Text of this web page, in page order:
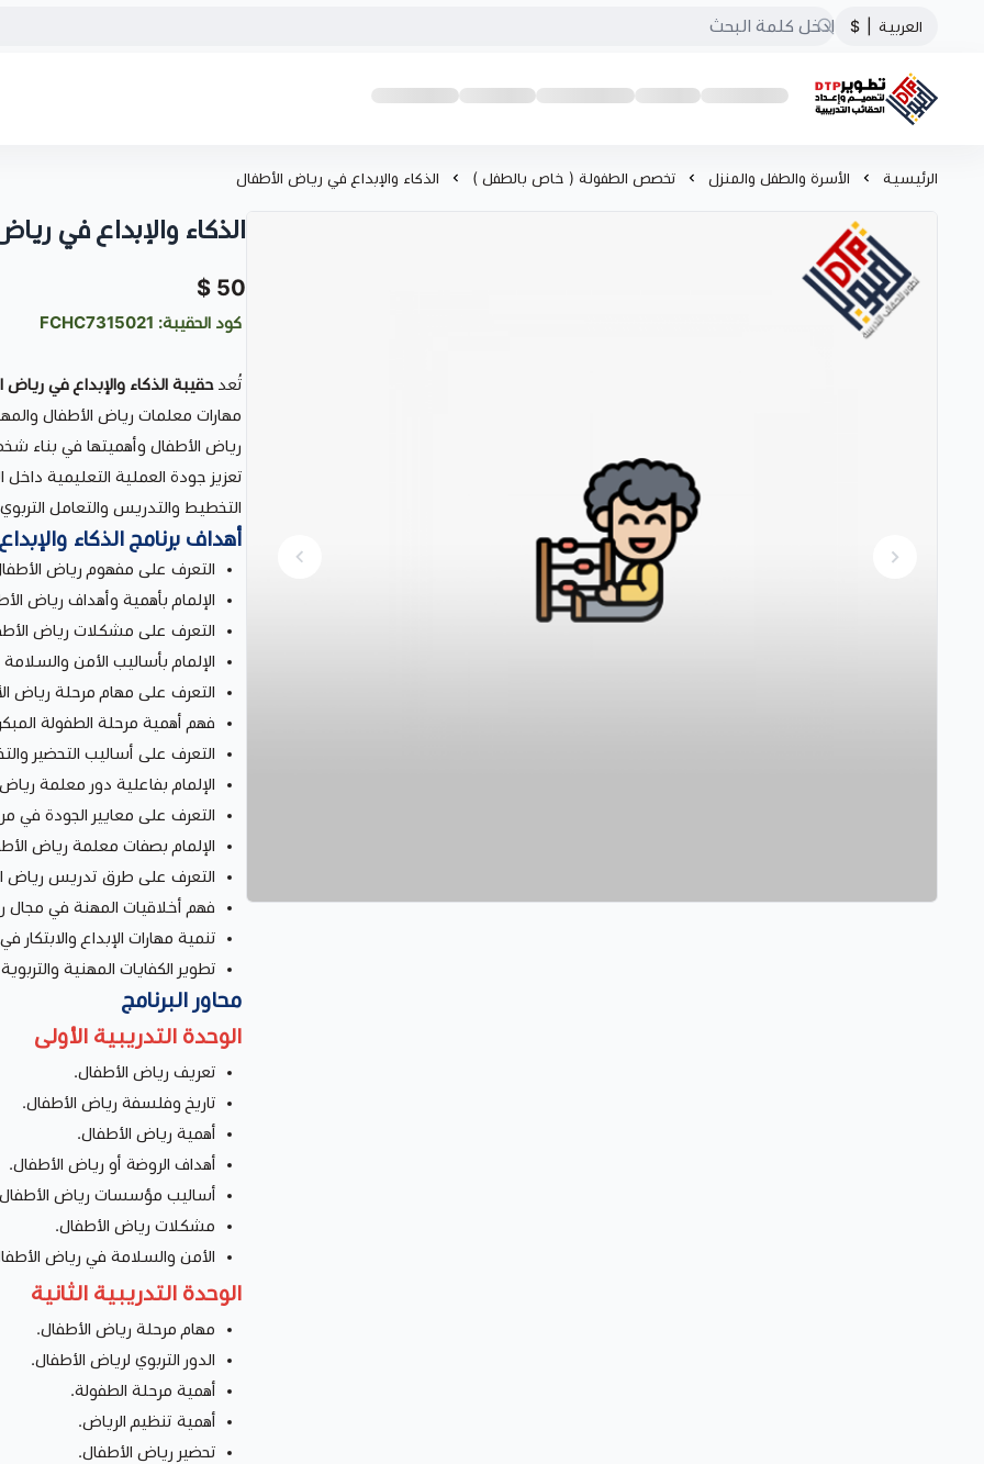
العربية $
تطوير الحقائب التدريبية
الرئيسية الأسرة والطفل والمنزل تخصص الطفولة ( خاص بالطفل ) الذكاء والإبداع في رياض الأطفال
الذكاء والإبداع في
50 $
كود الحقيبة: FCHC7315021
تُعدحقيبة الذكاء والإبداع في رياض
مهارات معلمات رياض الأطفال
رياض الأطفال وأهميتها في بناء
تعزيز جودة العملية التعليمية داخل
التخطيط والتدريس والتعامل
أهداف برنامج الذكاء
التعرف على مفهوم رياض
الإلمام بأهمية وأهداف رياض
التعرف على مشكلات رياض
الإلمام بأساليب الأمن
التعرف على مهام مرحلة رياض
فهم أهمية مرحلة الطفولة
التعرف على أساليب التحضير
الإلمام بفاعلية دور معلمة
التعرف على معايير الجودة في
الإلمام بصفات معلمة رياض
التعرف على طرق تدريس رياض
فهم أخلاقيات المهنة في مجال
تنمية مهارات الإبداع والابتكار
تطوير الكفايات المهنية
محاور البرنامج
الوحدة التدريبية الأولى
تعريف رياض الأطفال.
تاريخ وفلسفة رياض الأطفال.
أهمية رياض الأطفال.
أهداف الروضة أو رياض الأطفال.
أساليب مؤسسات رياض
مشكلات رياض الأطفال.
الأمن والسلامة في رياض
الوحدة التدريبية الثانية
مهام مرحلة رياض الأطفال.
الدور التربوي لرياض الأطفال.
أهمية مرحلة الطفولة.
أهمية تنظيم الرياض.
تحضير رياض الأطفال.